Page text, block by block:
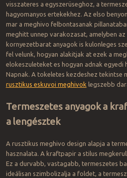
visszateres a egyszerüseghoz, a
hagyomanyos ertekekhez. Az elso
mar a meghivo felbontasanak
meghitt unnep varakozasat, amelyben
kornyezetbarat anyagok is kulonleges
fel velunk, hogyan alakitjak at ezek a
elokeszuleteket es hogyan adnak egyedi
Napnak. A tokeletes kezdeshez tekintse
rusztikus eskuvoi meghivok legszebb
Termeszetes anyagok a
a lengésztek
A rusztikus meghivo design alapja a
hasznalata. A kraftpapir a stilus
Ez a durvabb, vastagabb, termeszetes
ideálisan szimbolizalja a foldet, a